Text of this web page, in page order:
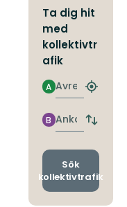
Ta dig hit
med
kollektivtr
afik
Avresa
A
Hitta
Ankomst
B
Byt
och
Sök
kollektivtrafik